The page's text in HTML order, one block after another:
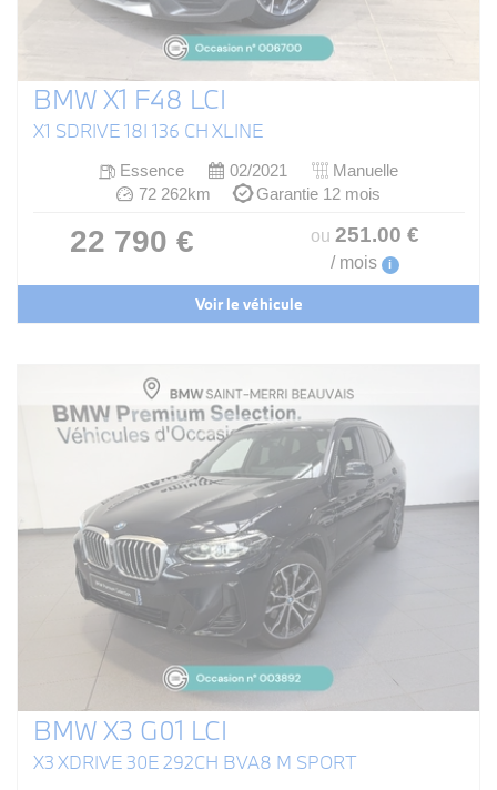
BMW X1 F48 LCI
X1 SDRIVE 18I 136 CH XLINE
Essence 02/2021
Manuelle
72 262km
Garantie 12 mois
22 790 € ou 251.00 €
/ mois i
Voir le véhicule
BMW X3 G01 LCI
X3 XDRIVE 30E 292CH BVA8 M SPORT